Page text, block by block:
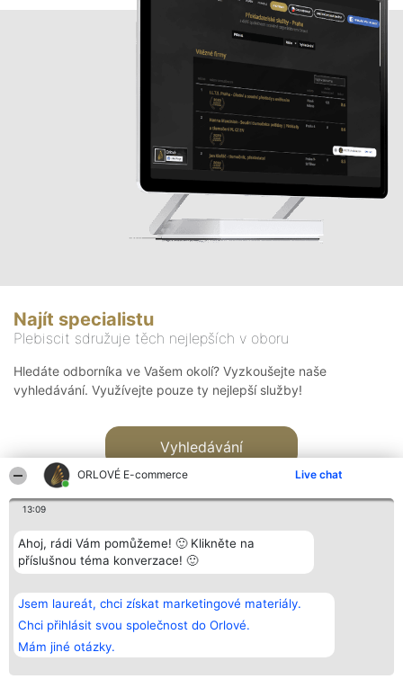
ORLOVÉ E-commerce Live chat
13:09
Ahoj, rádi Vám pomůžeme! 🙂 Klikněte na
příslušnou téma konverzace! 🙂
Jsem laureát, chci získat marketingové materiály.
Chci přihlásit svou společnost do Orlové.
Mám jiné otázky.
Najít specialistu
Plebiscit sdružuje těch nejlepších v oboru
Hledáte odborníka ve Vašem okolí? Vyzkoušejte naše
vyhledávání. Využívejte pouze ty nejlepší služby!
Vyhledávání
Bright Side Solutions sp. z o.
o. sp. k.
ul. Ruska 22
Wrocław 50-079
KRS 0000749100 | Regon
381313360 | NIP 8943132676
Vítězové
Seznam všech
laureátů
Zásady
Zásady
Kontakt